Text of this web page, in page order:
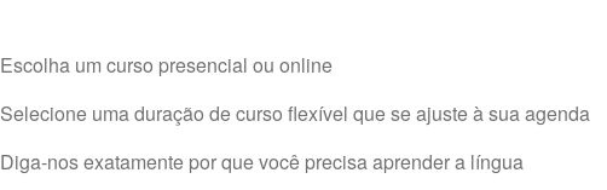
Escolha um curso presencial ou online
Selecione uma duração de curso flexível que se ajuste à sua agenda
Diga-nos exatamente por que você precisa aprender a língua